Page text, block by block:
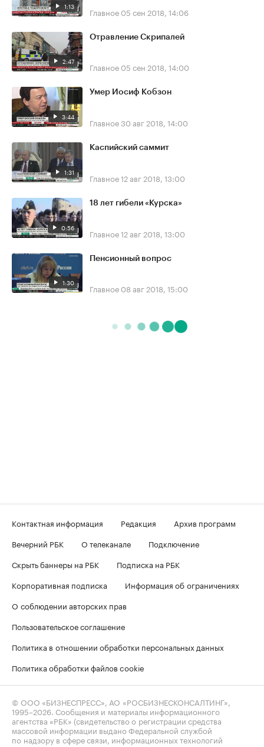
1:13 Главное 05 сен 2018, 14:06
2:47
Отравление Скрипалей
Главное 05 сен 2018, 14:00
3:44
Умер Иосиф Кобзон
Главное30 авг 2018, 14:00
1:31
Каспийский саммит
Главное12 авг 2018, 13:00
0:56
18 лет гибели «Курска»
Главное12 авг 2018, 13:00
1:30
Пенсионный вопрос
Главное 08 авг 2018, 15:00
Контактная информация Редакция
Архив программ
Вечерний РБК
О телеканале
Подключение
Скрыть баннеры на РБК
Подписка на РБК
Корпоративная подписка
Информация об ограничениях
О соблюдении авторских прав
Пользовательское соглашение
Политика в отношении обработки персональных данных
Политика обработки файлов cookie
© ООО «БИЗНЕСПРЕСС», АО «РОСБИЗНЕСКОНСАЛТИНГ»,
1995–2026. Сообщения и материалы информационного
агентства «РБК» (свидетельство о регистрации средства
массовой информации выдано Федеральной службой
по надзору в сфере связи, информационных технологий